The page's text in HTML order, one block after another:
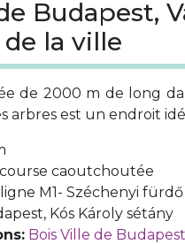
Budapest,
la ville
de 2000 m de long
arbres est un endroit
caoutchoutée
M1- Széchenyi fürdő
Kós Károly sétány
Bois Ville de Budapest